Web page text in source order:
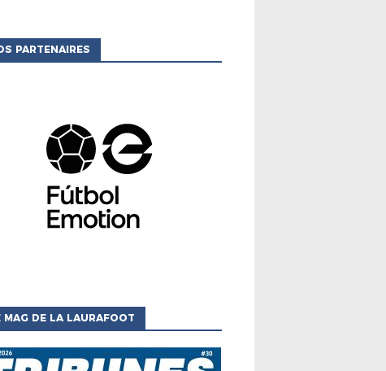
PARTENAIRES
MAG DE LA LAURAFOOT